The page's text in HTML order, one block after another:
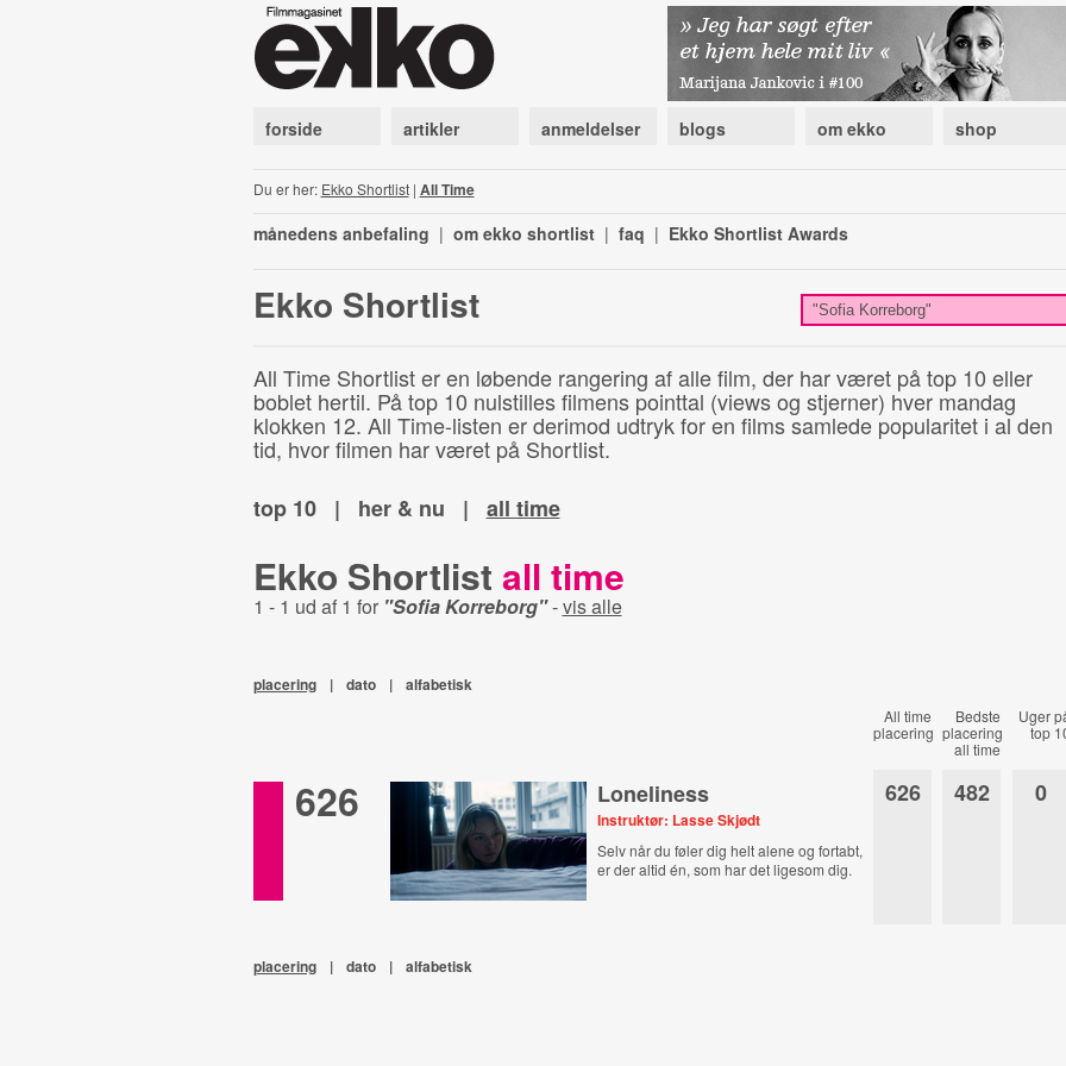
forside artikler anmeldelser blogs om ekko shop
Du er her: Ekko Shortlist| All Time
månedens anbefaling | om ekko shortlist | faq | Ekko Shortlist Awards
Ekko Shortlist
All Time Shortlist er en løbende rangering af alle film, der har været på top 10 eller
boblet hertil. På top 10 nulstilles filmens pointtal (views og stjerner) hver mandag
klokken 12. All Time-listen er derimod udtryk for en films samlede popularitet i al den
tid, hvor filmen har været på Shortlist.
top 10
| her & nu | all time
Ekko Shortlist all time
1 - 1 ud af 1 for "Sofia Korreborg"-vis alle
placering | dato | alfabetisk
All time
placering
Bedste
placering
all time
Uger
top
626 Loneliness
Instruktør: Lasse Skjødt
Selv når du føler dig helt alene og fortabt,
er der altid én, som har det ligesom dig.
626 482 0
placering | dato | alfabetisk